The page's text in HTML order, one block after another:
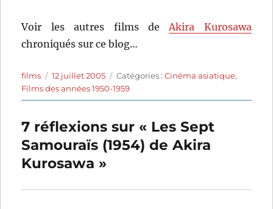
Voir les autres films deAkira Kurosawa
chroniqués sur ce blog…
Auteur
films
Publié
le
12 juillet 2005 Catégories
Catégories :Cinéma asiatique,
Films des années 1950-1959
7 réflexions sur « Les Sept
Samouraïs (1954) de Akira
Kurosawa »